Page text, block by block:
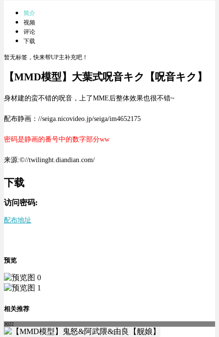
简介
视频
评论
下载
暂无标签，快来帮UP主补充吧！
【MMD模型】大葉式呪音キク【呪音キク】
身材建的蛮不错的呪音，上了MME后整体效果也很不错~
配布静画：//seiga.nicovideo.jp/seiga/im4652175
密码是静画的番号中的数字部分ww
来源:©//twilinght.diandian.com/
下载
访问密码:
配布地址
预览
相关推荐
3022